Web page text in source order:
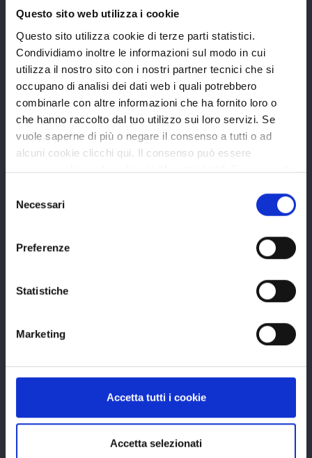
Questo sito web utilizza i cookie
Questo sito utilizza cookie di terze parti statistici.
Condividiamo inoltre le informazioni sul modo in cui
utilizza il nostro sito con i nostri partner tecnici che si
occupano di analisi dei dati web i quali potrebbero
combinarle con altre informazioni che ha fornito loro o
che hanno raccolto dal tuo utilizzo sui loro servizi. Se
vuole saperne di più o negare il consenso a tutti o ad
alcuni cookie clicchi qui. Il consenso può essere
espresso cliccando sul tasto "Accetta tutti". Se non vuole
tasto "Rifiuta".
delNecessari
Preferenze
Statistiche
Marketing
Accetta tutti i cookie
Accetta selezionati
La Provincia
Organi di governo
Statuto e Regolamenti
Storia della Provincia
Bandi di gara
Concorsi e selezioni